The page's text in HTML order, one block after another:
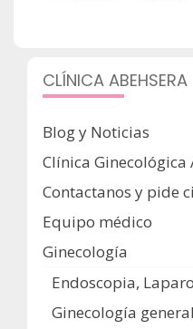
CLÍNICA ABEHSERA
Blog y Noticias
Clínica Ginecológica
Contactanos y pide
Equipo médico
Ginecología
Endoscopia,
Ginecología general